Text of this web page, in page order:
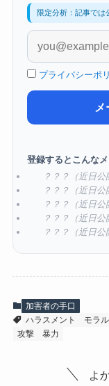
限定分析：記事では
プライバシーポ
登録するとこんな
？？？（近日公
？？？（近日公
？？？（近日公
？？？（近日公
？？？（近日公
加害者の手口
ハラスメント
モラ
攻撃
暴力
よ